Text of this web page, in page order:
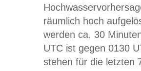
räumlich hoch
werden ca. 30
UTC ist gegen 0130
stehen für die letzten